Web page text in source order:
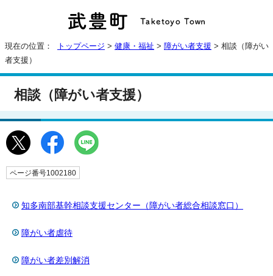
現在の位置： トップページ > 健康・福祉 > 障がい者支援 > 相談（障がい
者支援）
相談（障がい者支援）
ページ番号1002180
知多南部基幹相談支援センター（障がい者総合相談窓口）
障がい者虐待
障がい者差別解消